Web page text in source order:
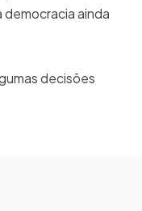
democracia ainda
decisões